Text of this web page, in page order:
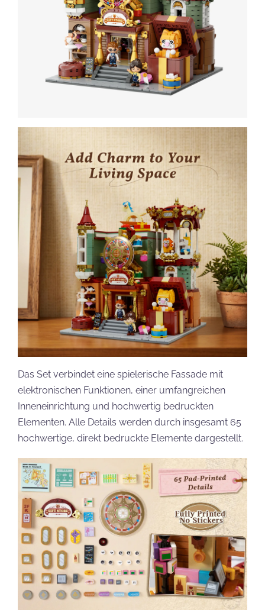
Das Set verbindet eine spielerische Fassade mit
elektronischen Funktionen, einer umfangreichen
Inneneinrichtung und hochwertig bedruckten
Elementen. Alle Details werden durch insgesamt 65
hochwertige, direkt bedruckte Elemente dargestellt.